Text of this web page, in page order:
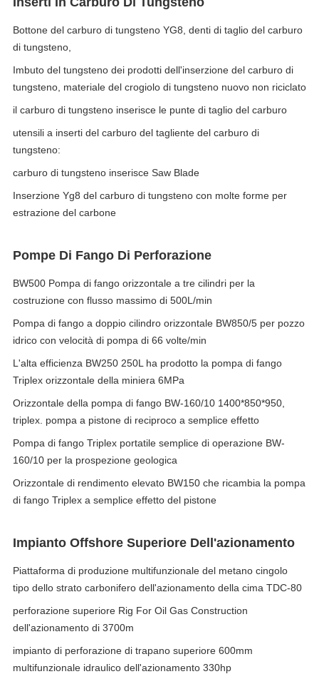
Bottone del carburo di tungsteno YG8, denti di taglio del carburo
di tungsteno,
Imbuto del tungsteno dei prodotti dell'inserzione del carburo di
tungsteno, materiale del crogiolo di tungsteno nuovo non riciclato
il carburo di tungsteno inserisce le punte di taglio del carburo
utensili a inserti del carburo del tagliente del carburo di
tungsteno:
carburo di tungsteno inserisce Saw Blade
Inserzione Yg8 del carburo di tungsteno con molte forme per
estrazione del carbone
Pompe Di Fango Di Perforazione
BW500 Pompa di fango orizzontale a tre cilindri per la
costruzione con flusso massimo di 500L/min
Pompa di fango a doppio cilindro orizzontale BW850/5 per pozzo
idrico con velocità di pompa di 66 volte/min
L'alta efficienza BW250 250L ha prodotto la pompa di fango
Triplex orizzontale della miniera 6MPa
Orizzontale della pompa di fango BW-160/10 1400*850*950,
triplex. pompa a pistone di reciproco a semplice effetto
Pompa di fango Triplex portatile semplice di operazione BW-
160/10 per la prospezione geologica
Orizzontale di rendimento elevato BW150 che ricambia la pompa
di fango Triplex a semplice effetto del pistone
Impianto Offshore Superiore Dell'azionamento
Piattaforma di produzione multifunzionale del metano cingolo
tipo dello strato carbonifero dell'azionamento della cima TDC-80
perforazione superiore Rig For Oil Gas Construction
dell'azionamento di 3700m
impianto di perforazione di trapano superiore 600mm
multifunzionale idraulico dell'azionamento 330hp